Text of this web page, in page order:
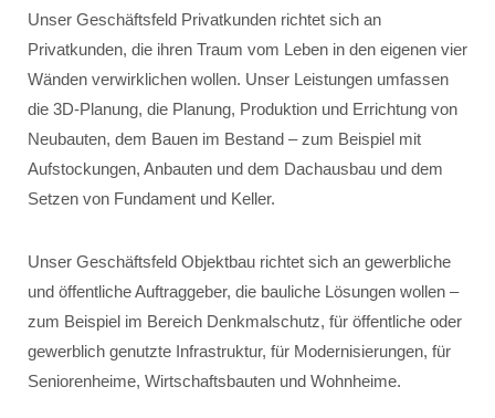
Unser Geschäftsfeld Privatkunden richtet sich an
Privatkunden, die ihren Traum vom Leben in den eigenen vier
Wänden verwirklichen wollen. Unser Leistungen umfassen
die 3D-Planung, die Planung, Produktion und Errichtung von
Neubauten, dem Bauen im Bestand – zum Beispiel mit
Aufstockungen, Anbauten und dem Dachausbau und dem
Setzen von Fundament und Keller.
Unser Geschäftsfeld Objektbau richtet sich an gewerbliche
und öffentliche Auftraggeber, die bauliche Lösungen wollen –
zum Beispiel im Bereich Denkmalschutz, für öffentliche oder
gewerblich genutzte Infrastruktur, für Modernisierungen, für
Seniorenheime, Wirtschaftsbauten und Wohnheime.